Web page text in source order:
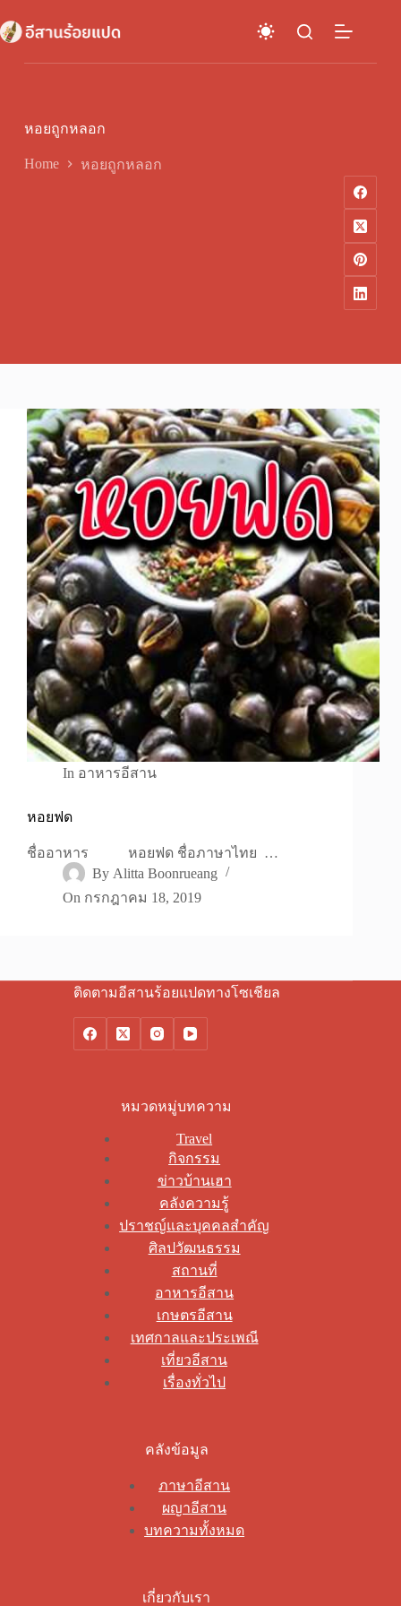
to
content
หอยถูกหลอก
Home หอยถูกหลอก
In อาหารอีสาน
หอยฟด
ชื่ออาหาร หอยฟด ชื่อภาษาไทย …
By Alitta Boonrueang
On กรกฎาคม 18, 2019
ติดตามอีสานร้อยแปดทางโซเชียล
หมวดหมู่บทความ
Travel
กิจกรรม
ข่าวบ้านเฮา
คลังความรู้
ปราชญ์และบุคคลสำคัญ
ศิลปวัฒนธรรม
สถานที่
อาหารอีสาน
เกษตรอีสาน
เทศกาลและประเพณี
เที่ยวอีสาน
เรื่องทั่วไป
คลังข้อมูล
ภาษาอีสาน
ผญาอีสาน
บทความทั้งหมด
เกี่ยวกับเรา